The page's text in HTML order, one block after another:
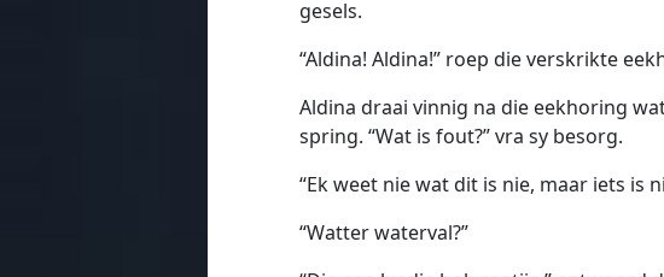
gesels.
“Aldina! Aldina!” roep die verskrikte
Aldina draai vinnig na die eekhoring
spring. “Wat is fout?” vra sy besorg.
“Ek weet nie wat dit is nie, maar iets is
“Watter waterval?”